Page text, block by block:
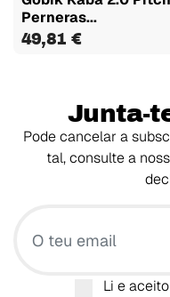
Perneras...
49,81 €
Junta-
Pode cancelar a
tal, consulte a
Li e